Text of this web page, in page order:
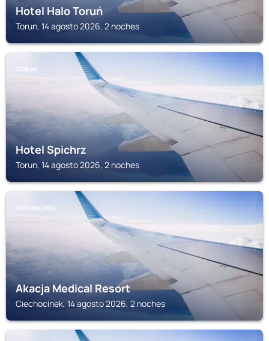
Hotel Halo Toruń
Torun, 14 agosto 2026, 2 noches
TORUN
Hotel Spichrz
Torun, 14 agosto 2026, 2 noches
CIECHOCINEK
Akacja Medical Resort
Ciechocinek, 14 agosto 2026, 2 noches